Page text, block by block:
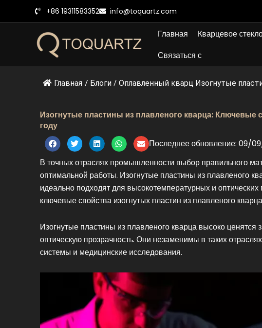
содержанию
+86 19311583352 info@toquartz.com
Главная Кварцевое
Связаться с
Главная / Блоги / Оплавленный кварц Изогнутые
Изогнутые пластины из плавленого кварца:
году
Последнее обновление: 09/
В точных отраслях промышленности выбор правильного
оптимальной работы. Изогнутые пластины из плавленого
идеально подходят для высокотемпературных и
ключевые свойства изогнутых пластин из плавленого
Изогнутые пластины из плавленого кварца высоко ценятся
оптическую прозрачность. Они незаменимы в таких
системы и медицинские исследования.